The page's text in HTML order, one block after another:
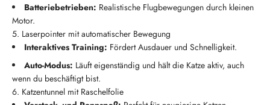
Batteriebetrieben: Realistische Flugbewegungen durch kleinen
Motor.
5. Laserpointer mit automatischer Bewegung
Interaktives Training: Fördert Ausdauer und Schnelligkeit.
Auto-Modus: Läuft eigenständig und hält die Katze aktiv, auch
wenn du beschäftigt bist.
6. Katzentunnel mit Raschelfolie